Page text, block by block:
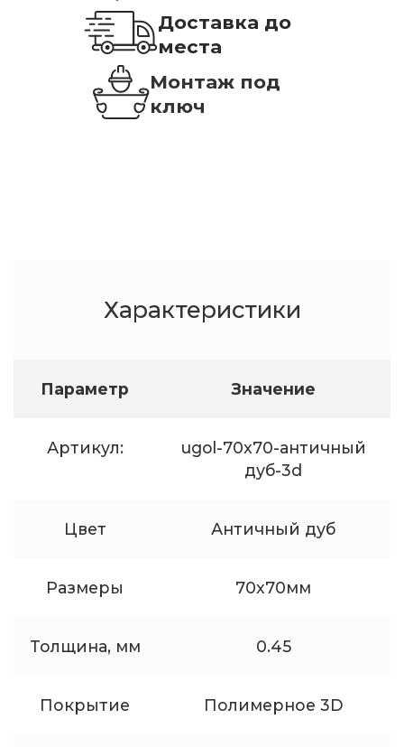
Доставка до
места
Монтаж под
ключ
Характеристики
Параметр Значение
Артикул:
ugol-70x70-античный
дуб-3d
Цвет Античный дуб
Размеры 70x70мм
Толщина, мм 0.45
Покрытие Полимерное 3D